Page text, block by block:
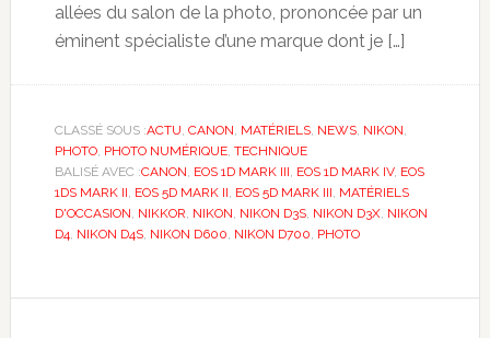
allées du salon de la photo, prononcée par un
éminent spécialiste d’une marque dont je […]
CLASSÉ SOUS :ACTU CANON MATÉRIELS, NEWS, NIKON
PHOTO, PHOTO NUMÉRIQUE, TECHNIQUE
BALISÉ AVEC :CANON EOS 1D MARK III EOS 1D MARK IV, EOS
1DS MARK II EOS 5D MARK II EOS 5D MARK III MATÉRIELS
D'OCCASION NIKKOR NIKON NIKON D3S, NIKON D3X, NIKON
D4 NIKON D4S, NIKON D600 NIKON D700 PHOTO